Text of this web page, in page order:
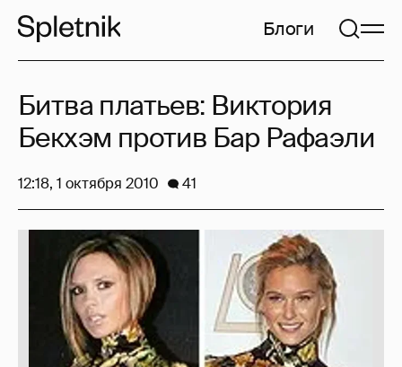
Блоги
Битва платьев: Виктория
Бекхэм против Бар Рафаэли
12:18, 1 октября 2010 41